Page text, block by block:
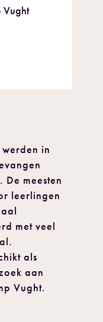
Vught
in
meesten
leerlingen
met veel
als
aan
Vught.